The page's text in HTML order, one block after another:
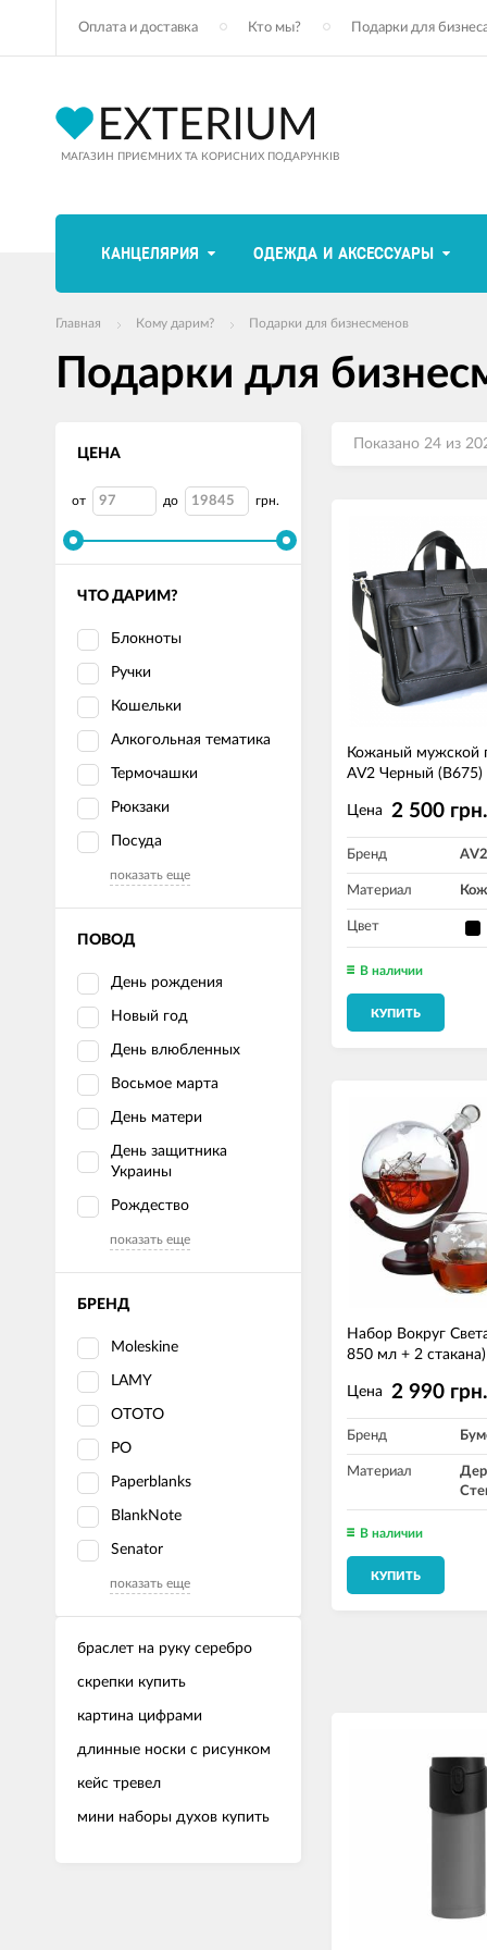
Оплата и доставка Кто мы? Подарки для
МАГАЗИН ПРИЄМНИХ ТА КОРИСНИХ ПОДАРУНКІВ
КАНЦЕЛЯРИЯ ОДЕЖДА И АКСЕССУАРЫ
Главная Кому дарим? Подарки для бизнесменов
Подарки для
ЦЕНА
от до грн.
ЧТО ДАРИМ?
Блокноты
Ручки
Кошельки
Алкогольная тематика
Термочашки
Рюкзаки
Посуда
показать еще
ПОВОД
День рождения
Новый год
День влюбленных
Восьмое марта
День матери
День защитника
Украины
Рождество
показать еще
БРЕНД
Moleskine
LAMY
OTOTO
PO
Paperblanks
BlankNote
Senator
показать еще
браслет на руку серебро
скрепки купить
картина цифрами
длинные носки с рисунком
кейс тревел
мини наборы духов купить
Показано 24 из
Кожаный мужской
AV2 Черный (B675)
Цена 2 500 грн.
Бренд AV2
Материал
Цвет
В наличии
КУПИТЬ
Набор Вокруг
850 мл + 2 стакана)
Цена 2 990 грн.
Бренд
Материал
В наличии
КУПИТЬ